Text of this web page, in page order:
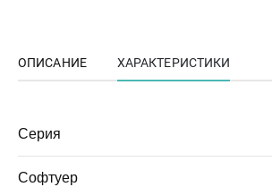
ОПИСАНИЕ ХАРАКТЕРИСТИКИ
Серия
Софтуер